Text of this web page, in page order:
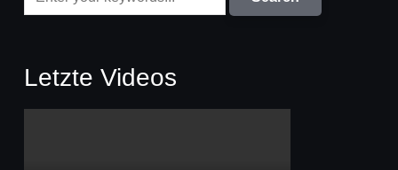
Letzte Videos